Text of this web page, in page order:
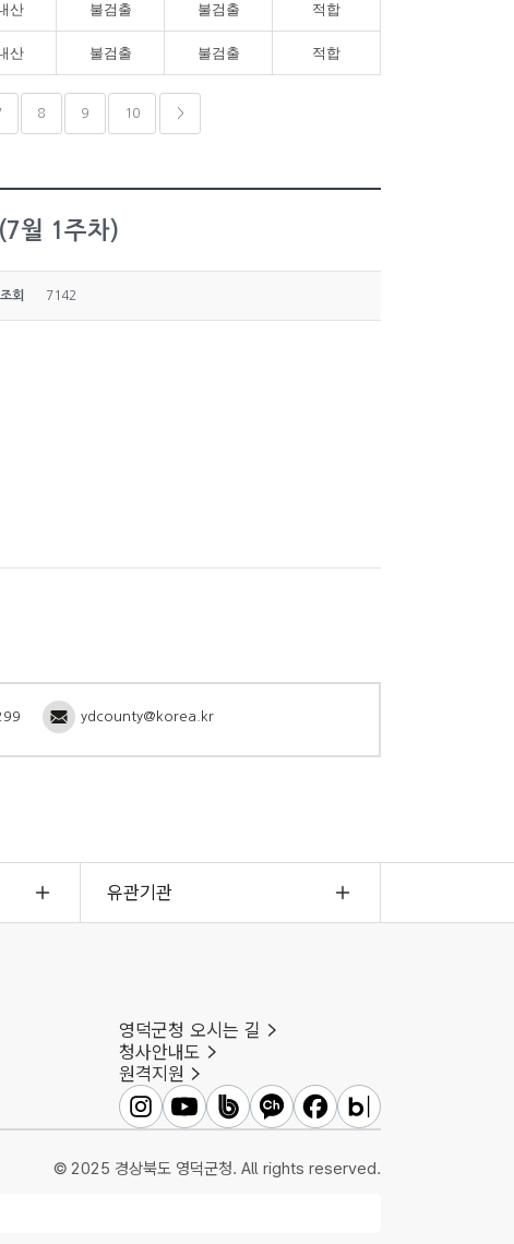
산 불검출 불검출 적합
산 불검출 불검출 적합
8 9 10 >
월 1주차)
조회 7142
ydcounty@korea.kr
유관기관
영덕군청 오시는 길
청사안내도
원격지원
영덕군인스타그램
영덕군유튜브영덕군밴드영덕군카카오채널
영덕군페이스북
영덕군블로그
© 2025 경상북도 영덕군청. All rights reserved.